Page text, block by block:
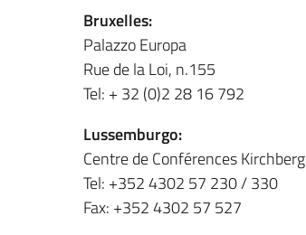
Bruxelles:
Palazzo Europa
Rue de la Loi, n.155
Tel: + 32 (0)2 28 16 792
Lussemburgo:
Centre de Conférences Kirchberg
Tel: +352 4302 57 230 / 330
Fax: +352 4302 57 527